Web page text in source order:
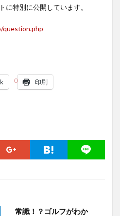
に特別に公開しています。
印刷
常識！？ゴルフがわか